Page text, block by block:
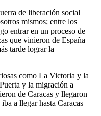
de liberación social
mismos; entre los
entrar en un proceso de
que vinieron de España
tarde lograr la
como La Victoria y la
y la migración a
de Caracas y llegaron
a llegar hasta Caracas